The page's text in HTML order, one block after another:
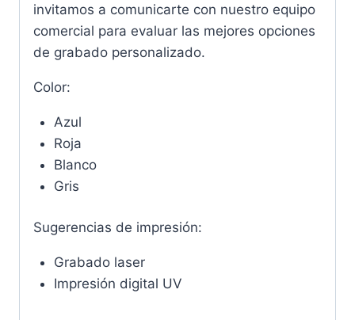
invitamos a comunicarte con nuestro equipo
comercial para evaluar las mejores opciones
de grabado personalizado.
Color:
Azul
Roja
Blanco
Gris
Sugerencias de impresión:
Grabado laser
Impresión digital UV